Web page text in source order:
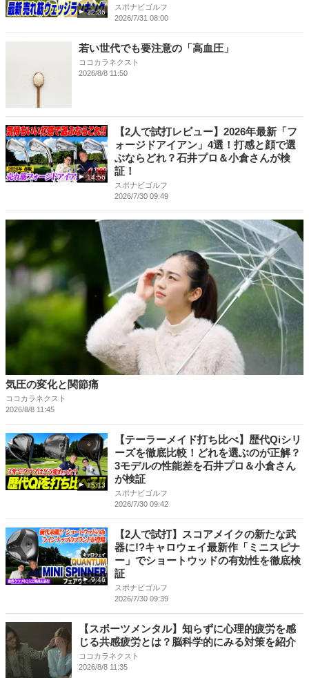
22:36
スポナビゴルフ
2026/7/31 08:00
若い世代でも要注意の「高血圧」
ココカラネクスト
2026/8/8 11:50
14:56
【2人で試打レビュー】2026年最新「フ
ォージドアイアン」4選！打感と顔で選
ぶならどれ？石井プロ＆小倉さんが検
証！
スポナビゴルフ
2026/7/30 09:49
気圧の変化と関節痛
ココカラネクスト
2026/8/8 11:45
15:13
【テーラーメイド打ち比べ】歴代Qiシリ
ーズを徹底比較！どれを選ぶのが正解？
3モデルの性能差を石井プロ＆小倉さん
が検証
スポナビゴルフ
2026/7/30 09:42
9:46
【2人で試打】スコアメイクの新たな武
器に!?キャロウェイ最新作「ミニスピナ
ー」でショートウッドの有効性を徹底検
証
スポナビゴルフ
2026/7/30 09:39
【スポーツメンタル】知らずに心理的疲労を感
じる共感疲労とは？脳科学的にみる対策を紹介
ココカラネクスト
2026/8/8 11:35